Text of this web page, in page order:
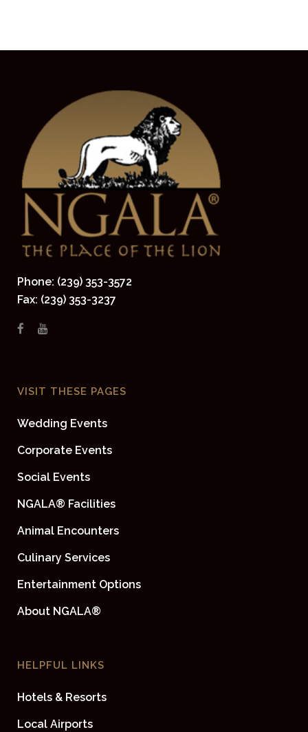
Phone: (239) 353-3572
Fax: (239) 353-3237
VISIT THESE PAGES
Wedding Events
Corporate Events
Social Events
NGALA® Facilities
Animal Encounters
Culinary Services
Entertainment Options
About NGALA®
HELPFUL LINKS
Hotels & Resorts
Local Airports